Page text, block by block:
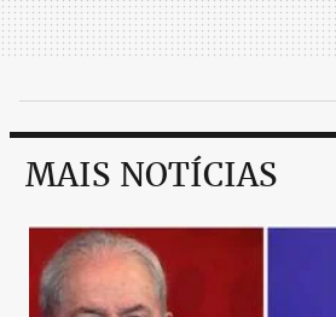
MAIS NOTÍCIAS